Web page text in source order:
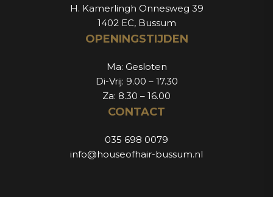
H. Kamerlingh Onnesweg 39
1402 EC, Bussum
OPENINGSTIJDEN
Ma: Gesloten
Di-Vrij: 9.00 – 17.30
Za: 8.30 – 16.00
CONTACT
035 698 0079
info@houseofhair-bussum.nl